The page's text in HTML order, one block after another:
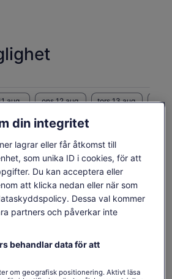
aug.
kr
ons 12 aug.
370 kr
tors 13 aug. fre
Se biljetter
här sidan kan ha skapats med
(engelska)
om översättningenÖppnas
i
ny
flik
vad ingår
din integritet
lagrar eller får åtkomst till
som unika ID i cookies, för att
Du kan acceptera eller
att klicka nedan eller när som
Dessa val kommer
partners och påverkar inte
behandlar data för att
om geografisk positionering. Aktivt läsa